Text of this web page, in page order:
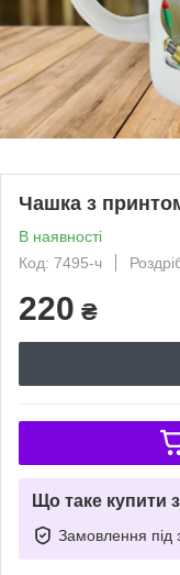
Чашка з
В наявності
Код: 7495-ч
220 ₴
Що таке купити
Замовлення під